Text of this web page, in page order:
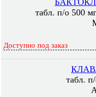
табл. п/о 500
Доступно под заказ
табл.